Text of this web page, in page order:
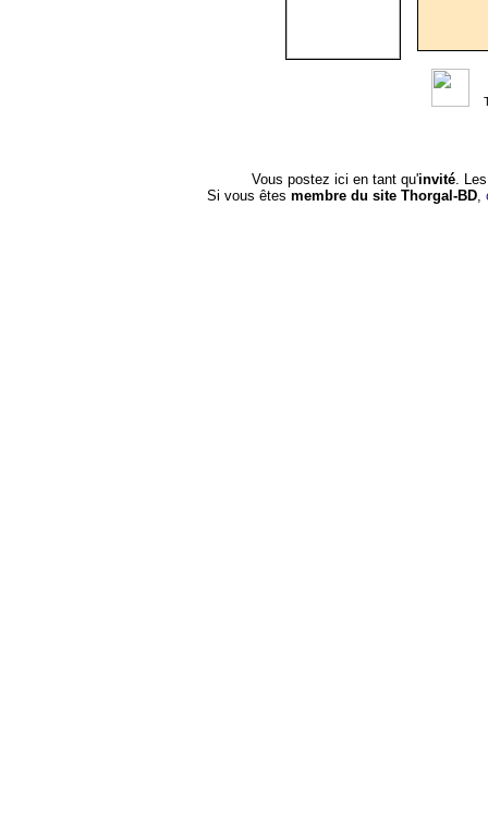
Vous postez ici en tant qu'invité.
Si vous êtes membre du site Thorgal-BD,